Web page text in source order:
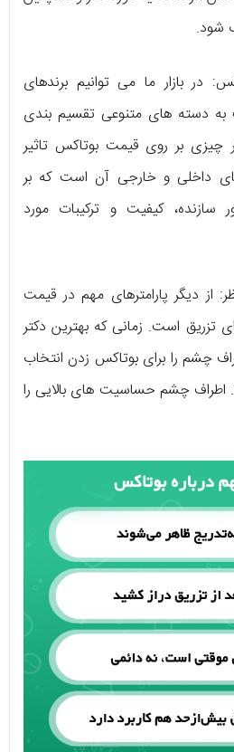
شود.
در بازار ما می‌ توانیم برندهای
به دسته‌ های متنوعی تقسیم‌ بندی
چیزی بر روی قیمت بوتاکس تاثیر
داخلی و خارجی آن است که بر
کیفیت و ترکیبات مورد
از دیگر پارامترهای مهم در قیمت
تزریق است. زمانی که بهترین دکتر
چشم را برای بوتاکس زدن انتخاب
اطراف چشم حساسیت‌ های بالایی را